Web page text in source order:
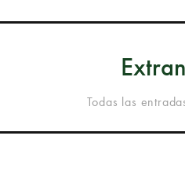
Todas las